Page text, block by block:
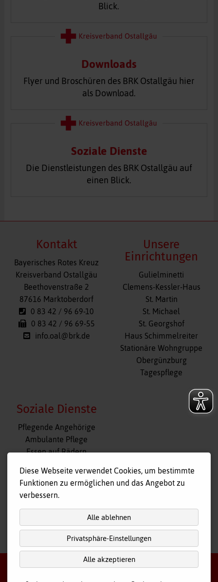
Blick.
Downloads
Flyer und Broschüren des BRK Ostallgäu hier
als Download.
Soziale Dienste
Die Dienstleistungen des BRK Ostallgäu auf
einen Blick.
Kontakt
Bayerisches Rotes Kreuz
Kreisverband Ostallgäu
Beethovenstraße 2
87616 Marktoberdorf
0 83 42 / 96 69-10
0 83 42 / 96 69-55
info.oal@brk.de
Unsere
Einrichtungen
Navigation
überspringen
Gulielminetti
Clemens-Kessler-Haus
St. Martin
St. Michael
St. Georgshof
Haus Schimmelreiter
Stationäre Wohngruppe
Obergünzburg
Tagespflege
Soziale Dienste
Navigation
überspringen
Pflegende Angehörige
Ambulante Pflege
Essen auf Rädern
Tagespflege
Hausnotruf
nach oben
Diese Webseite verwendet Cookies, um bestimmte
Funktionen zu ermöglichen und das Angebot zu
verbessern.
Alle ablehnen
Privatsphäre-Einstellungen
Alle akzeptieren